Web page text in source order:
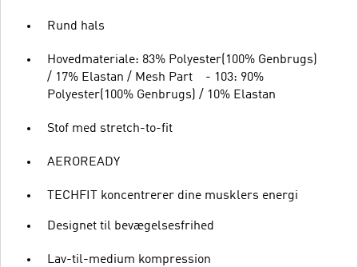
Rund hals
Hovedmateriale: 83% Polyester(100% Genbrugs)
/ 17% Elastan / Mesh Part - 103: 90%
Polyester(100% Genbrugs) / 10% Elastan
Stof med stretch-to-fit
AEROREADY
TECHFIT koncentrerer dine musklers energi
Designet til bevægelsesfrihed
Lav-til-medium kompression